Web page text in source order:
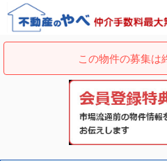
この物件の募集は